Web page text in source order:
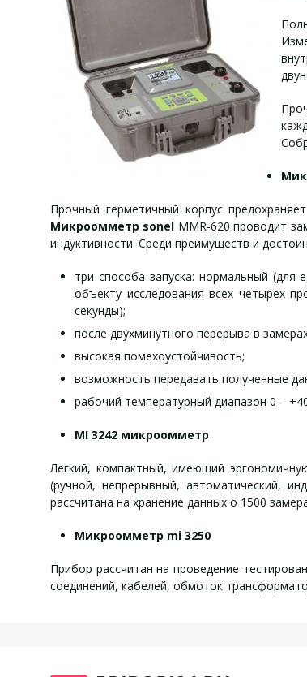
Прочный герметичный корпус
Микроомметр sonel MMR-620 проводит
индуктивности. Среди преимуществ и
три способа запуска: нормальный (для
объекту исследования всех четырех
секунды);
после двухминутного перерыва в
высокая помехоустойчивость;
возможность передавать полученные
рабочий температурный диапазон 0 –
MI 3242 микроомметр
Легкий, компактный, имеющий
(ручной, непрерывный, автоматический,
рассчитана на хранение данных о 1500
Микроомметр mi 3250
Прибор рассчитан на проведение
соединений, кабелей, обмоток